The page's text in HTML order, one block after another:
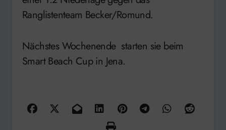
Ranglistenteam Becker/Romund.
Nächstes Wochenende starten sie beim
Smart Beach Cup in Jena.